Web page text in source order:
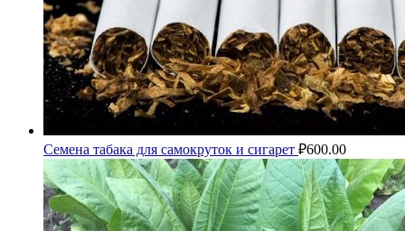
Семена табака для самокруток и сигарет ₽600.00